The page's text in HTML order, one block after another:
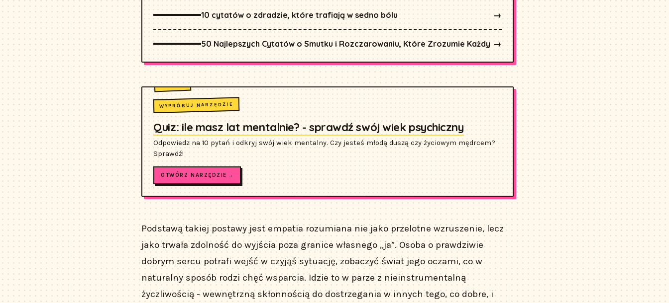
10 cytatów o zdradzie, które trafiają w sedno bólu →
50 Najlepszych Cytatów o Smutku i Rozczarowaniu, Które Zrozumie Każdy →
WYPRÓBUJ NARZĘDZIE
Quiz: ile masz lat mentalnie? - sprawdź swój wiek psychiczny
Odpowiedz na 10 pytań i odkryj swój wiek mentalny. Czy jesteś młodą duszą czy życiowym mędrcem?
Sprawdź!
OTWÓRZ NARZĘDZIE →
Podstawą takiej postawy jest empatia rozumiana nie jako przelotne wzruszenie, lecz
jako trwała zdolność do wyjścia poza granice własnego „ja”. Osoba o prawdziwie
dobrym sercu potrafi wejść w czyjąś sytuację, zobaczyć świat jego oczami, co w
naturalny sposób rodzi chęć wsparcia. Idzie to w parze z nieinstrumentalną
życzliwością - wewnętrzną skłonnością do dostrzegania w innych tego, co dobre, i